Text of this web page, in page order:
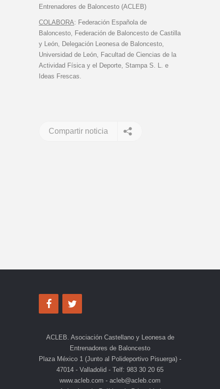
Entrenadores de Baloncesto (ACLEB)
COLABORA: Federación Española de
Baloncesto, Federación de Baloncesto de Castilla
y León, Delegación Leonesa de Baloncesto,
Universidad de León, Facultad de Ciencias de la
Actividad Física y el Deporte, Stampa S. L. e
Ideas Frescas.
Compartir noticia
ACLEB. Asociación Castellano y Leonesa de
Entrenadores de Baloncesto
Plaza México 1 (Junto al Polideportivo Pisuerga) -
47014 - Valladolid - Telf: 983 30 20 65
www.acleb.com - acleb@acleb.com